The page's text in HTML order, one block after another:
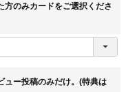
方のみカードをご選択くださ
ー投稿のみだけ。(特典は